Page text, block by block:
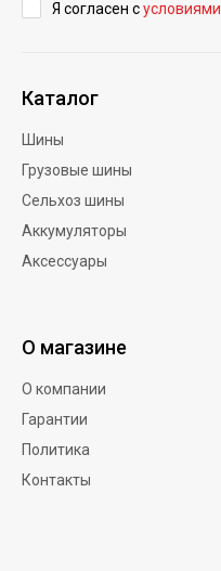
Я согласен сусловиями
Каталог
Шины
Грузовые шины
Сельхоз шины
Аккумуляторы
Аксессуары
О магазине
О компании
Гарантии
Политика
Контакты